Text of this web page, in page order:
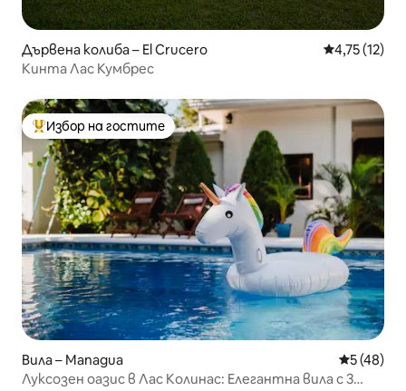
Дървена колиба – El Crucero Средна
4,75 (12)
Кинта Лас Кумбрес
Най-популярен избор на гостите
Избор на гостите
Вила – Managua Средна
5 (48)
Луксозен оазис в Лас Колинас: Елегантна вила с 3